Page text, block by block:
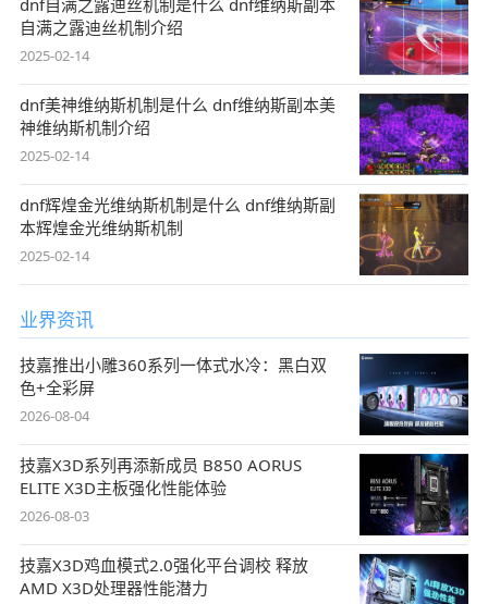
dnf自满之露迪丝机制是什么 dnf维纳斯副本
自满之露迪丝机制介绍
2025-02-14
dnf美神维纳斯机制是什么 dnf维纳斯副本美
神维纳斯机制介绍
2025-02-14
dnf辉煌金光维纳斯机制是什么 dnf维纳斯副
本辉煌金光维纳斯机制
2025-02-14
业界资讯
技嘉推出小雕360系列一体式水冷：黑白双
色+全彩屏
2026-08-04
技嘉X3D系列再添新成员 B850 AORUS
ELITE X3D主板强化性能体验
2026-08-03
技嘉X3D鸡血模式2.0强化平台调校 释放
AMD X3D处理器性能潜力